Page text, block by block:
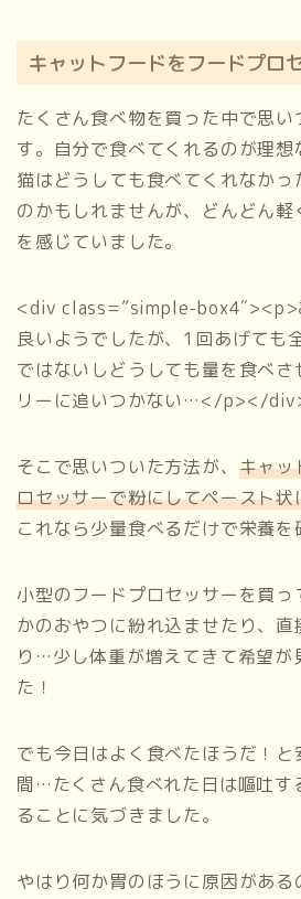
キャットフードをフードプロ
たくさん食べ物を買った中で思い
す。自分で食べてくれるのが理想
猫はどうしても食べてくれなか
のかもしれませんが、どんどん軽
を感じていました。
<div class=”simple-box4″><p>
良いようでしたが、1回あげても
ではないしどうしても量を食べさ
リーに追いつかない…</p></
そこで思いついた方法が、 キャッ
ロセッサーで粉にしてペースト
これなら少量食べるだけで栄養を
小型のフードプロセッサーを買
かのおやつに紛れ込ませたり、
り…少し体重が増えてきて希望が
た！
でも今日はよく食べたほうだ！と
間…たくさん食べれた日は嘔吐す
ることに気づきました。
やはり何か胃のほうに原因があ